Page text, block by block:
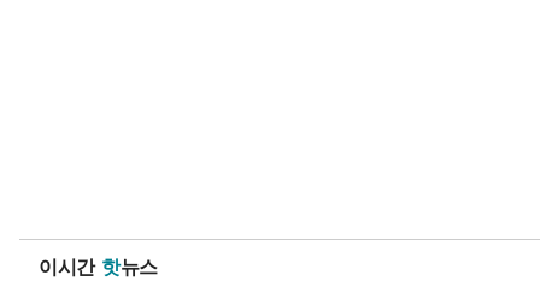
이시간 핫뉴스